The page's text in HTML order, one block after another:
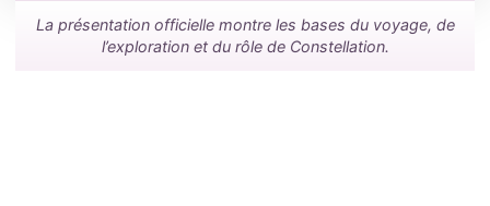
La présentation officielle montre les bases du voyage, de
l’exploration et du rôle de Constellation.